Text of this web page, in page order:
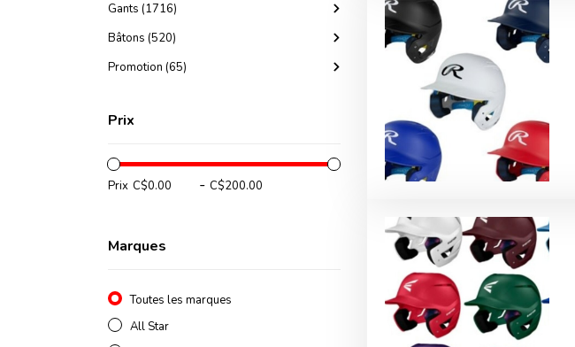
Gants (1716)
Bâtons (520)
Promotion (65)
Prix
Prix -
Marques
Toutes les marques
All Star